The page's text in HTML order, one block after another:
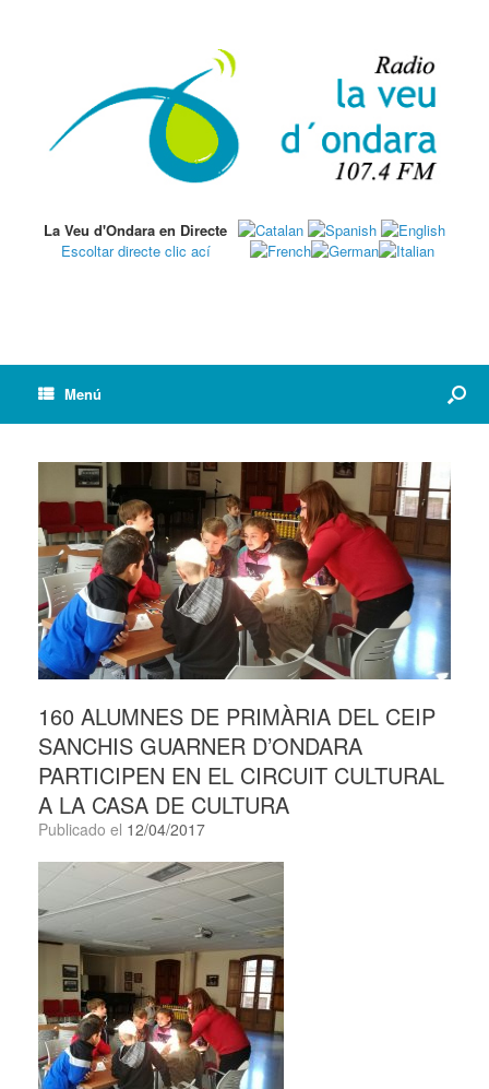
La Veu d'Ondara en Directe
Escoltar directe clic ací
Menú
160 ALUMNES DE PRIMÀRIA DEL CEIP
SANCHIS GUARNER D’ONDARA
PARTICIPEN EN EL CIRCUIT CULTURAL
A LA CASA DE CULTURA
Publicado el 12/04/2017